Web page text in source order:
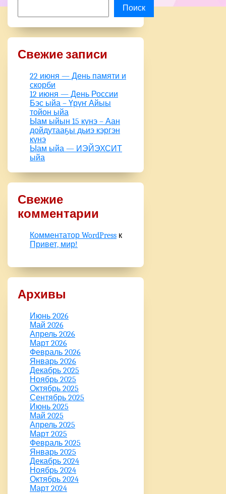
Поиск
Свежие записи
22 июня — День памяти и
скорби
12 июня — День России
Бэс ыйа – Үрүҥ Айыы
тойон ыйа
Ыам ыйын 15 күнэ – Аан
дойдутааҕы дьиэ кэргэн
күнэ
Ыам ыйа — ИЭЙЭХСИТ
ыйа
Свежие
комментарии
Комментатор WordPress к
Привет, мир!
Архивы
Июнь 2026
Май 2026
Апрель 2026
Март 2026
Февраль 2026
Январь 2026
Декабрь 2025
Ноябрь 2025
Октябрь 2025
Сентябрь 2025
Июнь 2025
Май 2025
Апрель 2025
Март 2025
Февраль 2025
Январь 2025
Декабрь 2024
Ноябрь 2024
Октябрь 2024
Март 2024